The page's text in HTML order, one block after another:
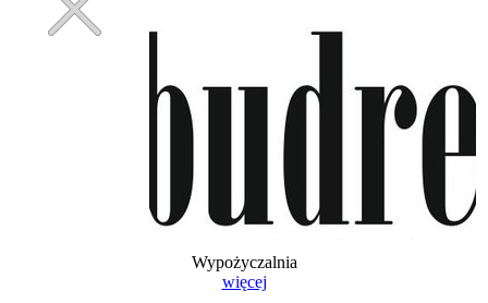
Wypożyczalnia
więcej